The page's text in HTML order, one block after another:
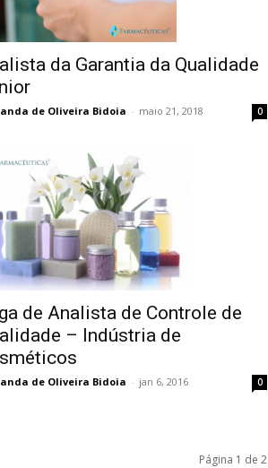
da Garantia da Qualidade
de Oliveira Bidoia - maio 21, 2018 0
de Analista de Controle de
– Indústria de
de Oliveira Bidoia - jan 6, 2016 0
Página 1 de 2